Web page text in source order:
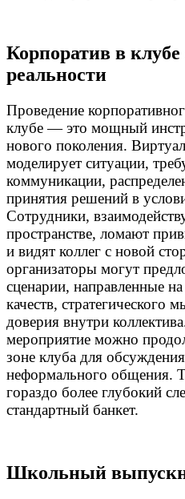
Корпоратив в
реальности
Проведение
клубе — это мощный
нового поколения.
моделирует ситуации,
коммуникации,
принятия решений в
Сотрудники,
пространстве, ломают
и видят коллег с новой
организаторы могут
сценарии, направленные
качеств, стратегического
доверия внутри
мероприятие можно
зоне клуба для
неформального общения.
гораздо более глубокий
стандартный банкет.
Школьный